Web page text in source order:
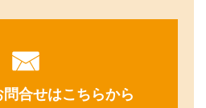
合せはこちらから